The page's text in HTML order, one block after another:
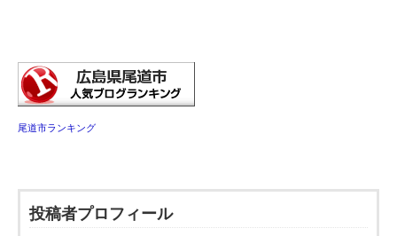
尾道市ランキング
投稿者プロフィール